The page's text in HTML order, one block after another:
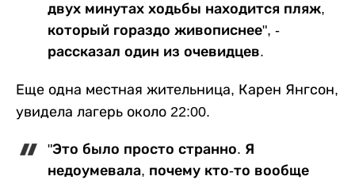
двух минутах ходьбы находится пляж,
который гораздо живописнее", -
рассказал один из очевидцев.
Еще одна местная жительница, Карен Янгсон,
увидела лагерь около 22:00.
"Это было просто странно. Я
недоумевала, почему кто-то вообще